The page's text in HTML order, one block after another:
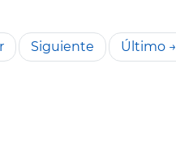
Siguiente Último →